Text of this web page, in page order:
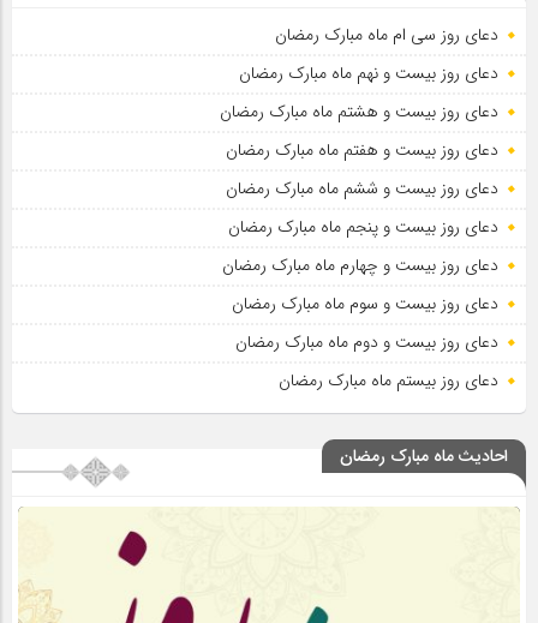
دعای روز سی ام ماه مبارک رمضان
دعای روز بیست و نهم ماه مبارک رمضان
دعای روز بیست و هشتم ماه مبارک رمضان
دعای روز بیست و هفتم ماه مبارک رمضان
دعای روز بیست و ششم ماه مبارک رمضان
دعای روز بیست و پنجم ماه مبارک رمضان
دعای روز بیست و چهارم ماه مبارک رمضان
دعای روز بیست و سوم ماه مبارک رمضان
دعای روز بیست و دوم ماه مبارک رمضان
دعای روز بیستم ماه مبارک رمضان
احادیث ماه مبارک رمضان